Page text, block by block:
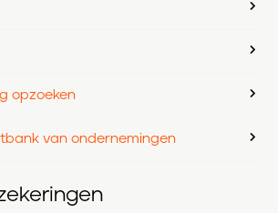
opzoeken
van ondernemingen